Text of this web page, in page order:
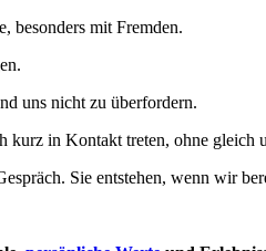
besonders mit Fremden.
uns nicht zu überfordern.
in Kontakt treten, ohne gleich
Sie entstehen, wenn wir